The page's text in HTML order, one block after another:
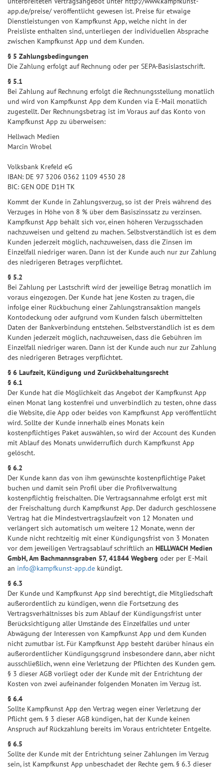
app.de/preise/ veröffentlicht gewesen ist. Preise für etwaige
Dienstleistungen von Kampfkunst App, welche nicht in der
Preisliste enthalten sind, unterliegen der individuellen Absprache
zwischen Kampfkunst App und dem Kunden.
§ 5 Zahlungsbedingungen
Die Zahlung erfolgt auf Rechnung oder per SEPA-Basislastschrift.
§ 5.1
Bei Zahlung auf Rechnung erfolgt die Rechnungsstellung monatlich
und wird von Kampfkunst App dem Kunden via E-Mail monatlich
zugestellt. Der Rechnungsbetrag ist im Voraus auf das Konto von
Kampfkunst App zu überweisen:
Hellwach Medien
Marcin Wrobel
Volksbank Krefeld eG
IBAN: DE 97 3206 0362 1109 4530 28
BIC: GEN ODE D1H TK
Kommt der Kunde in Zahlungsverzug, so ist der Preis während des
Verzuges in Höhe von 8 % über dem Basiszinssatz zu verzinsen.
Kampfkunst App behält sich vor, einen höheren Verzugsschaden
nachzuweisen und geltend zu machen. Selbstverständlich ist es dem
Kunden jederzeit möglich, nachzuweisen, dass die Zinsen im
Einzelfall niedriger waren. Dann ist der Kunde auch nur zur Zahlung
des niedrigeren Betrages verpflichtet.
§ 5.2
Bei Zahlung per Lastschrift wird der jeweilige Betrag monatlich im
voraus eingezogen. Der Kunde hat jene Kosten zu tragen, die
infolge einer Rückbuchung einer Zahlungstransaktion mangels
Kontodeckung oder aufgrund vom Kunden falsch übermittelten
Daten der Bankverbindung entstehen. Selbstverständlich ist es dem
Kunden jederzeit möglich, nachzuweisen, dass die Gebühren im
Einzelfall niedriger waren. Dann ist der Kunde auch nur zur Zahlung
des niedrigeren Betrages verpflichtet.
§ 6 Laufzeit, Kündigung und Zurückbehaltungsrecht
§ 6.1
Der Kunde hat die Möglichkeit das Angebot der Kampfkunst App
einen Monat lang kostenfrei und unverbindlich zu testen, ohne dass
die Website, die App oder beides von Kampfkunst App veröffentlicht
wird. Sollte der Kunde innerhalb eines Monats kein
kostenpflichtiges Paket auswählen, so wird der Account des Kunden
mit Ablauf des Monats unwiderruflich durch Kampfkunst App
gelöscht.
§ 6.2
Der Kunde kann das von ihm gewünschte kostenpflichtige Paket
buchen und damit sein Profil über die Profilverwaltung
kostenpflichtig freischalten. Die Vertragsannahme erfolgt erst mit
der Freischaltung durch Kampfkunst App. Der dadurch geschlossene
Vertrag hat die Mindestvertragslaufzeit von 12 Monaten und
verlängert sich automatisch um weitere 12 Monate, wenn der
Kunde nicht rechtzeitig mit einer Kündigungsfrist von 3 Monaten
vor dem jeweiligen Vertragsablauf schriftlich an HELLWACH Medien
GmbH, Am Bachmannsgraben 57, 41844 Wegberg oder per E-Mail
an info@kampfkunst-app.de kündigt.
§ 6.3
Der Kunde und Kampfkunst App sind berechtigt, die Mitgliedschaft
außerordentlich zu kündigen, wenn die Fortsetzung des
Vertragsverhältnisses bis zum Ablauf der Kündigungsfrist unter
Berücksichtigung aller Umstände des Einzelfalles und unter
Abwägung der Interessen von Kampfkunst App und dem Kunden
nicht zumutbar ist. Für Kampfkunst App besteht darüber hinaus ein
außerordentlicher Kündigungsgrund insbesondere dann, aber nicht
ausschließlich, wenn eine Verletzung der Pflichten des Kunden gem.
§ 3 dieser AGB vorliegt oder der Kunde mit der Entrichtung der
Kosten von zwei aufeinander folgenden Monaten im Verzug ist.
§ 6.4
Sollte Kampfkunst App den Vertrag wegen einer Verletzung der
Pflicht gem. § 3 dieser AGB kündigen, hat der Kunde keinen
Anspruch auf Rückzahlung bereits im Voraus entrichteter Entgelte.
§ 6.5
Sollte der Kunde mit der Entrichtung seiner Zahlungen im Verzug
sein, ist Kampfkunst App unbeschadet der Rechte gem. § 6.3 dieser